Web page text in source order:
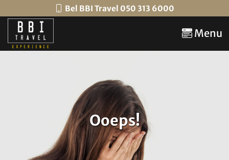
Bel BBI Travel 050 313 6000
Menu
Ooeps!